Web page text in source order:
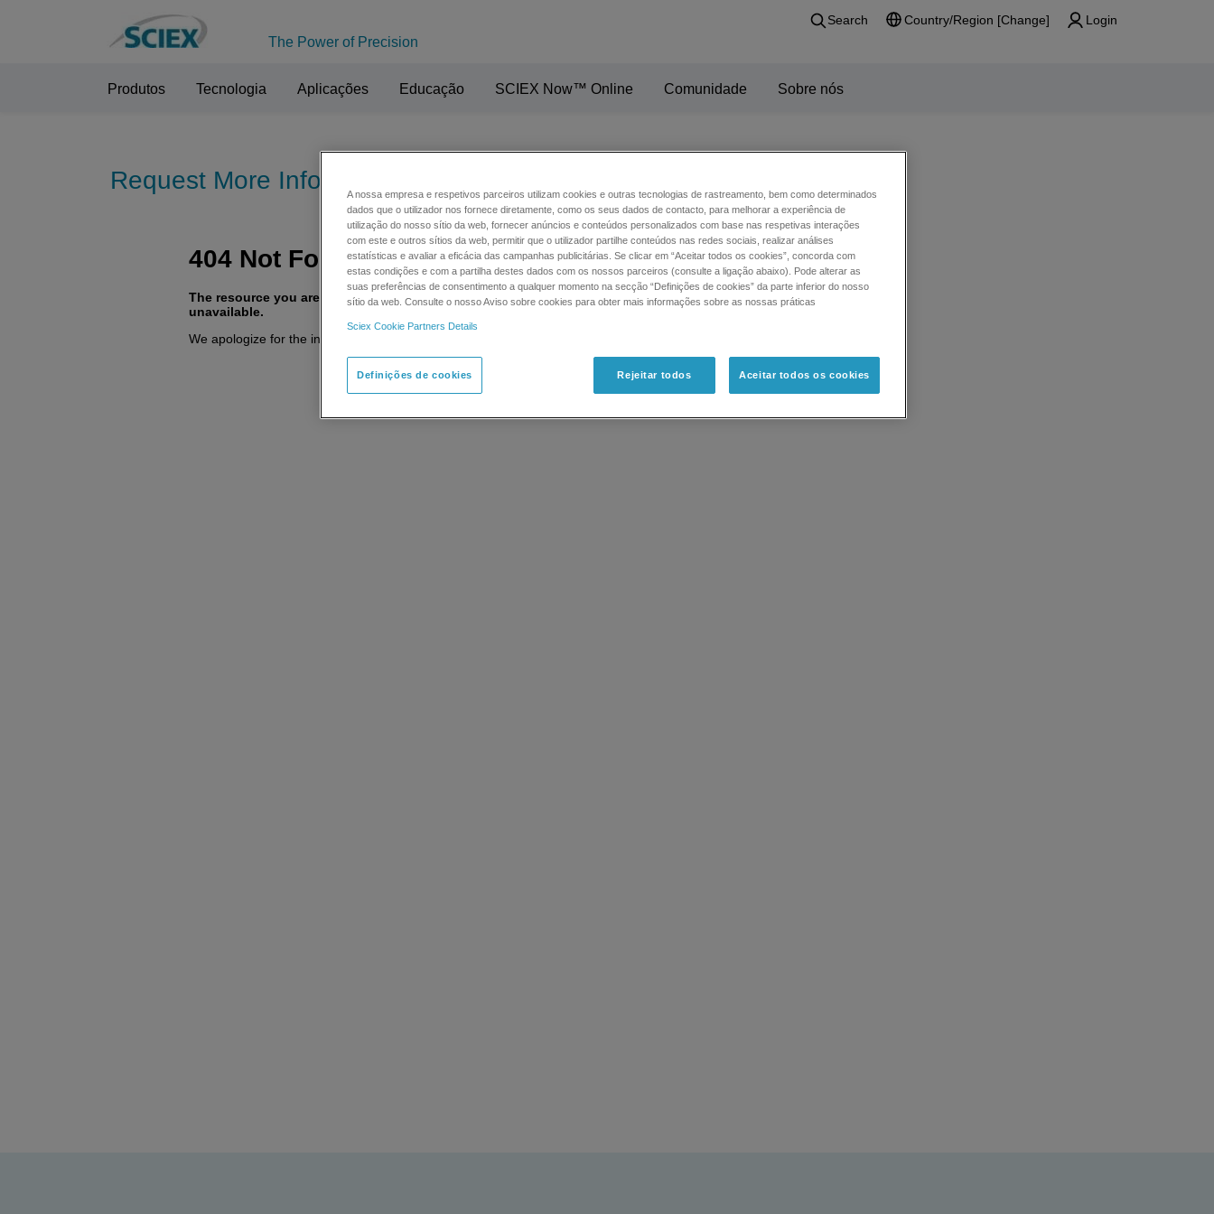
The Power of Precision
Search Country/Region [Change] Login
Produtos Tecnologia Aplicações Educação SCIEX Now™ Online Comunidade Sobre nós
Request More Information
A nossa empresa e respetivos parceiros utilizam cookies e outras tecnologias de rastreamento, bem como determinados
dados que o utilizador nos fornece diretamente, como os seus dados de contacto, para melhorar a experiência de
utilização do nosso sítio da web, fornecer anúncios e conteúdos personalizados com base nas respetivas interações
com este e outros sítios da web, permitir que o utilizador partilhe conteúdos nas redes sociais, realizar análises
estatísticas e avaliar a eficácia das campanhas publicitárias. Se clicar em “Aceitar todos os cookies”, concorda com
estas condições e com a partilha destes dados com os nossos parceiros (consulte a ligação abaixo). Pode alterar as
suas preferências de consentimento a qualquer momento na secção “Definições de cookies” da parte inferior do nosso
sítio da web. Consulte o nosso Aviso sobre cookies para obter mais informações sobre as nossas práticas
Sciex Cookie Partners Details
Definições de cookies Rejeitar todos Aceitar todos os cookies